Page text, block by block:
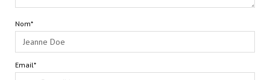
Nom*
Email*